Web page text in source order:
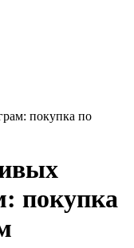
покупка по
покупка